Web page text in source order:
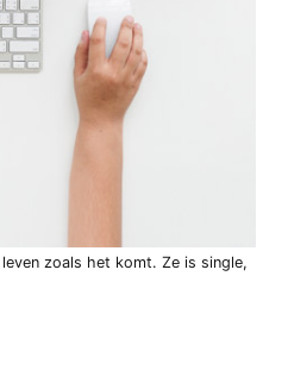
zoals het komt. Ze is single,